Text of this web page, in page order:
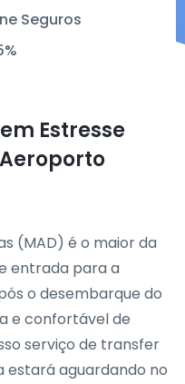
Seguros
Estresse
(MAD) é o maior da
entrada para a
o desembarque do
e confortável de
serviço de transfer
aguardando no